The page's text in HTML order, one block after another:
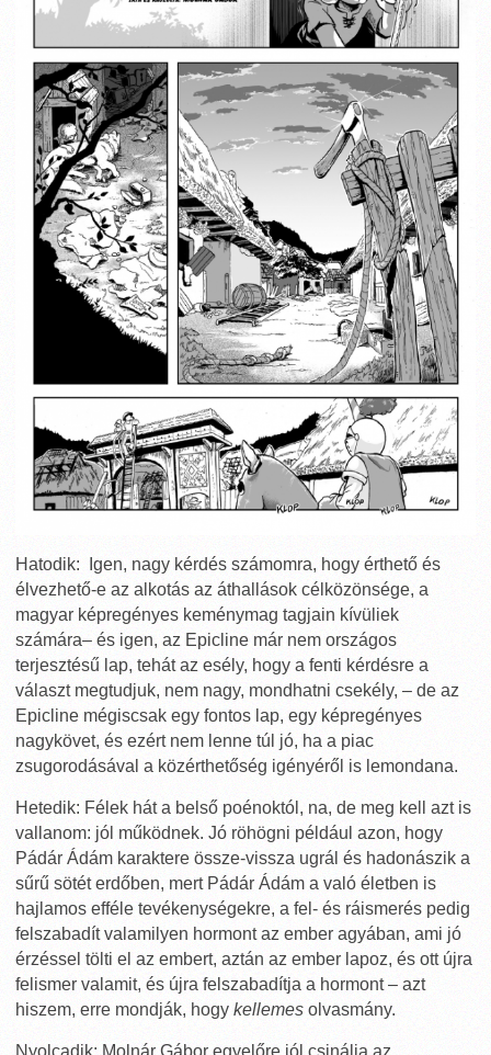
Hatodik: Igen, nagy kérdés számomra, hogy érthető és
élvezhető-e az alkotás az áthallások célközönsége, a
magyar képregényes keménymag tagjain kívüliek
számára– és igen, az Epicline már nem országos
terjesztésű lap, tehát az esély, hogy a fenti kérdésre a
választ megtudjuk, nem nagy, mondhatni csekély, – de az
Epicline mégiscsak egy fontos lap, egy képregényes
nagykövet, és ezért nem lenne túl jó, ha a piac
zsugorodásával a közérthetőség igényéről is lemondana.
Hetedik: Félek hát a belső poénoktól, na, de meg kell azt is
vallanom: jól működnek. Jó röhögni például azon, hogy
Pádár Ádám karaktere össze-vissza ugrál és hadonászik a
sűrű sötét erdőben, mert Pádár Ádám a való életben is
hajlamos efféle tevékenységekre, a fel- és ráismerés pedig
felszabadít valamilyen hormont az ember agyában, ami jó
érzéssel tölti el az embert, aztán az ember lapoz, és ott újra
felismer valamit, és újra felszabadítja a hormont – azt
hiszem, erre mondják, hogy kellemes olvasmány.
Nyolcadik: Molnár Gábor egyelőre jól csinálja az